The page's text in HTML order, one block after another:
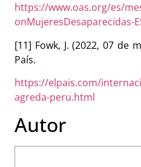
https://www.oas.org/es/
onMujeresDesaparecidas-
[11] Fowk, J. (2022, 07 de
País.
https://elpais.com/
agreda-peru.html
Autor